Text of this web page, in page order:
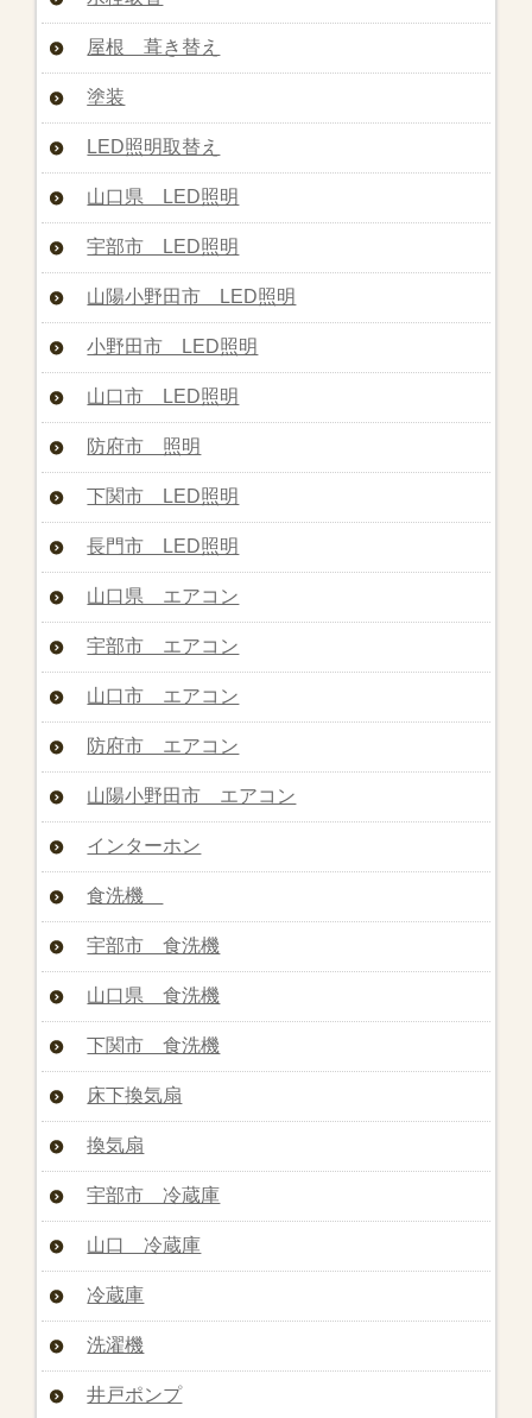
屋根 葺き替え
塗装
LED照明取替え
山口県 LED照明
宇部市 LED照明
山陽小野田市 LED照明
小野田市 LED照明
山口市 LED照明
防府市 照明
下関市 LED照明
長門市 LED照明
山口県 エアコン
宇部市 エアコン
山口市 エアコン
防府市 エアコン
山陽小野田市 エアコン
インターホン
食洗機
宇部市 食洗機
山口県 食洗機
下関市 食洗機
床下換気扇
換気扇
宇部市 冷蔵庫
山口 冷蔵庫
冷蔵庫
洗濯機
井戸ポンプ